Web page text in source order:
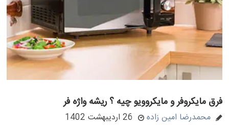
فرق مایکروفر و مایکروویو چیه ؟ ریشه واژه فر
محمدرضا امین زاده 26 اردیبهشت 1402